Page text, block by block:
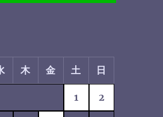
木 金 土 日
1 2